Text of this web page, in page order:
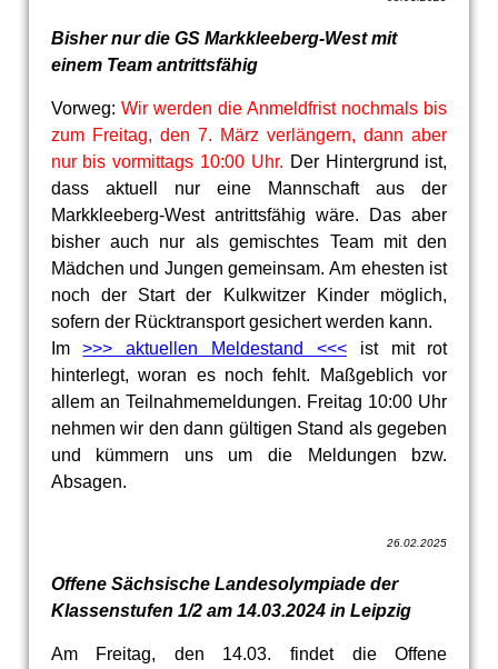
Bisher nur die GS Markkleeberg-West mit
einem Team antrittsfähig
Vorweg: Wir werden die Anmeldfrist nochmals bis
zum Freitag, den 7. März verlängern, dann aber
nur bis vormittags 10:00 Uhr. Der Hintergrund ist,
dass aktuell nur eine Mannschaft aus der
Markkleeberg-West antrittsfähig wäre. Das aber
bisher auch nur als gemischtes Team mit den
Mädchen und Jungen gemeinsam. Am ehesten ist
noch der Start der Kulkwitzer Kinder möglich,
sofern der Rücktransport gesichert werden kann.
Im>>> aktuellen Meldestand <<<ist mit rot
hinterlegt, woran es noch fehlt. Maßgeblich vor
allem an Teilnahmemeldungen. Freitag 10:00 Uhr
nehmen wir den dann gültigen Stand als gegeben
und kümmern uns um die Meldungen bzw.
Absagen.
26.02.2025
Offene Sächsische Landesolympiade der
Klassenstufen 1/2 am 14.03.2024 in Leipzig
Am Freitag, den 14.03. findet die Offene